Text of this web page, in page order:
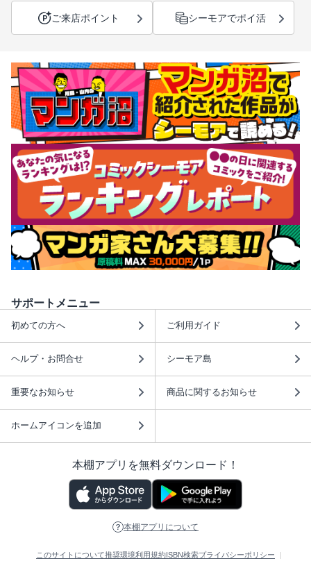
ご来店ポイント シーモアでポイ活
サポートメニュー
初めての方へ ご利用ガイド
ヘルプ・お問合せ シーモア島
重要なお知らせ 商品に関するお知らせ
ホームアイコンを追加
本棚アプリを無料ダウンロード！
本棚アプリについて
このサイトについて推奨環境利用規約ISBN検索プライバシーポリシー